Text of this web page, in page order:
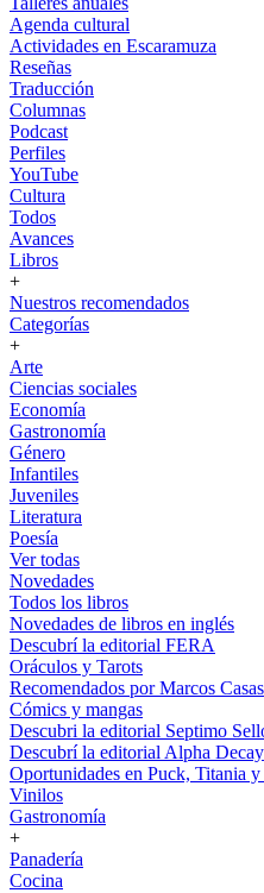
Agenda cultural
Actividades en Escaramuza
Reseñas
Traducción
Columnas
Podcast
Perfiles
YouTube
Cultura
Todos
Avances
Libros
+
Nuestros recomendados
Categorías
+
Arte
Ciencias sociales
Economía
Gastronomía
Género
Infantiles
Juveniles
Literatura
Poesía
Ver todas
Novedades
Todos los libros
Novedades de libros en inglés
Descubrí la editorial FERA
Oráculos y Tarots
Recomendados por Marcos Casas
Cómics y mangas
Descubri la editorial Septimo
Descubrí la editorial Alpha Decay
Oportunidades en Puck, Titania
Vinilos
Gastronomía
+
Panadería
Cocina